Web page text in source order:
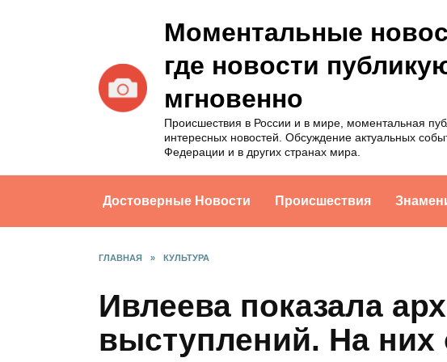
Моментальные
где новости
мгновенно
Происшествия в России и в мире, моментальная
интересных новостей. Обсуждение актуальных
Федерации и в других странах мира.
Достоверные Новости Происшествия
ГЛАВНАЯ » КУЛЬТУРА
Ивлеева показала
выступлений. На них